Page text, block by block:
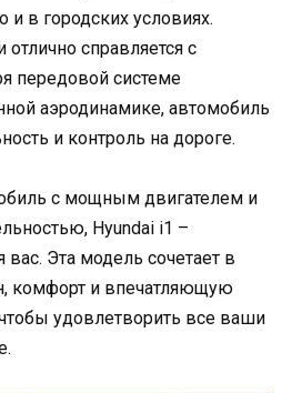
и в городских условиях.
справляется с
передовой системе
аэродинамике, автомобиль
и контроль на дороге.
с мощным двигателем и
Hyundai i1 –
Эта модель сочетает в
комфорт и впечатляющую
удовлетворить все ваши